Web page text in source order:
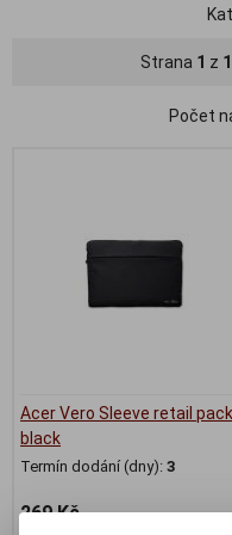
Strana 1 z 1
Počet
Acer Vero Sleeve retail pack
black
Termín dodání (dny): 3
269 Kč